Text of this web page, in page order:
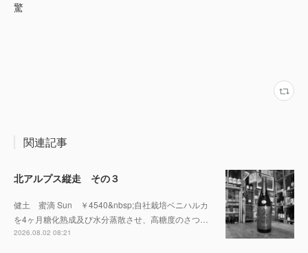
驚
関連記事
北アルプス縦走 その３
健土 蜜滴 Sun ￥4540&nbsp;自社栽培ベニハルカ
を4ヶ月糖化熟成及び水分蒸散させ、高糖度のさつ…
2026.08.02 08:21